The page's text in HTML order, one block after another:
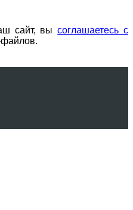
сайт, высоглашаетесь с
файлов.